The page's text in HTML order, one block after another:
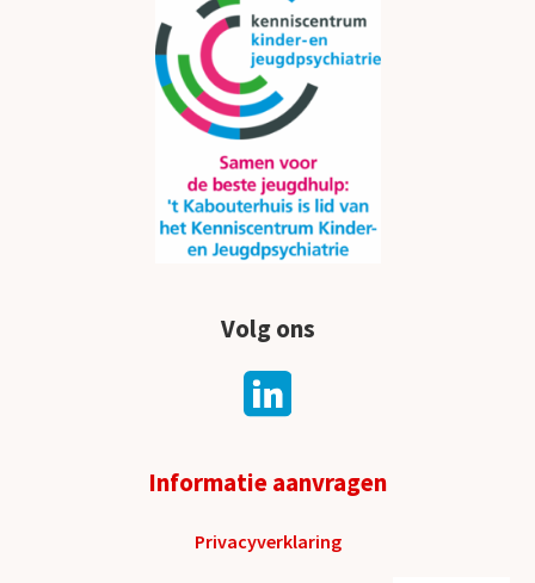
Volg ons
Informatie aanvragen
Privacyverklaring